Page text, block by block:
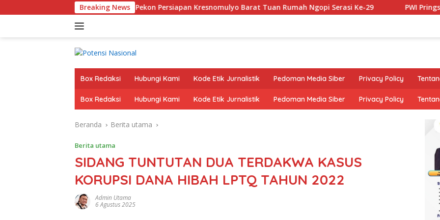
ke
Breaking News
& Wabup Pringsewu, Pekon Persiapan Kresnomulyo Barat Tuan Rumah Ngopi Serasi Ke-29 PWI Pringsewu Jalin
Box Redaksi Hubungi Kami Kode Etik Jurnalistik Pedoman Media Siber Privacy Policy
Box Redaksi Hubungi Kami Kode Etik Jurnalistik Pedoman Media Siber Privacy Policy
Beranda Berita utama
Berita utama
SIDANG TUNTUTAN DUA TERDAKWA KASUS
KORUPSI DANA HIBAH LPTQ TAHUN 2022
Admin Utama
6 Agustus 2025